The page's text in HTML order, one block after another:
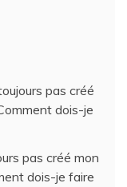
pas créé
dois-je
pas créé mon
dois-je faire